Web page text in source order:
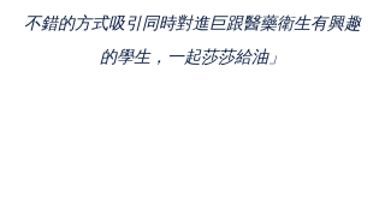
不錯的方式吸引同時對進巨跟醫藥衛生有興趣
的學生，一起莎莎給油」